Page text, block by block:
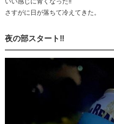
さすがに日が落ちて冷えてきた。
夜の部スタート‼️